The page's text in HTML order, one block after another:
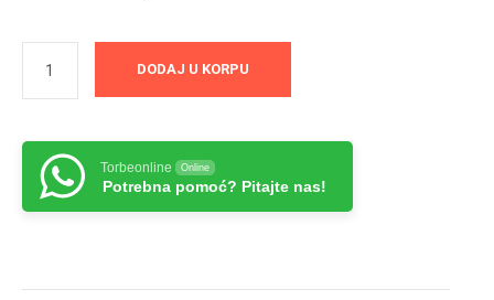
DODAJ U KORPU
Torbeonline Online
Potrebna pomoć? Pitajte nas!